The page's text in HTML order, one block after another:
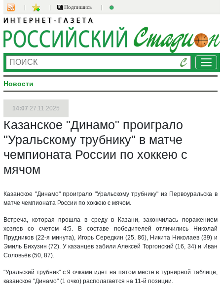
Подпишись
Новости
14:07 27.11.2025
Казанское "Динамо" проиграло
"Уральскому трубнику" в матче
чемпионата России по хоккею с
мячом
Казанское "Динамо" проиграло "Уральскому трубнику" из Первоуральска в
матче чемпионата России по хоккею с мячом.
Встреча, которая прошла в среду в Казани, закончилась поражением
хозяев со счетом 4:5. В составе победителей отличились Николай
Прудников (22-я минута), Игорь Середкин (25, 86), Никита Николаев (39) и
Эмиль Бихузин (72). У казанцев забили Алексей Торгонский (16, 34) и Иван
Соловьёв (50, 87).
"Уральский трубник" с 9 очками идет на пятом месте в турнирной таблице,
казанское "Динамо" (1 очко) располагается на 11-й позиции.